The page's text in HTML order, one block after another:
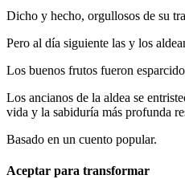
Dicho y hecho, orgullosos de su
Pero al día siguiente las y los
Los buenos frutos fueron
Los ancianos de la aldea se
vida y la sabiduría más profunda
Basado en un cuento popular.
Aceptar para transformar